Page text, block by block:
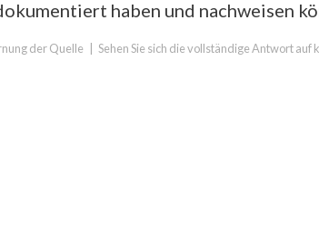
haben und nachweisen
der Quelle Sehen Sie sich die vollständige Antwort auf